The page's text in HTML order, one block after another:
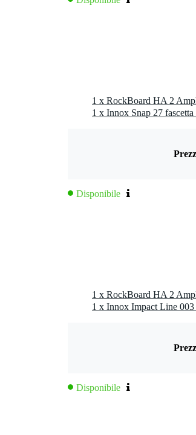
Disponibile
Disponibile